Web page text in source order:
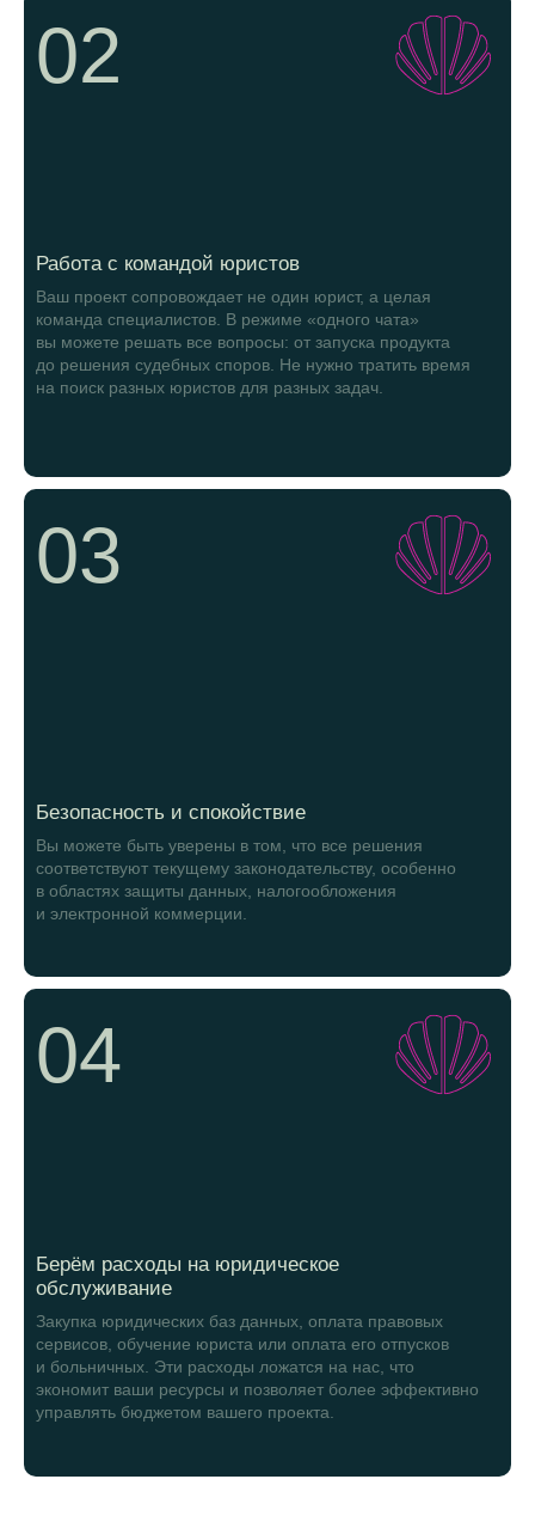
Работа с командой юристов
Безопасность и спокойствие
Берём расходы на юридическое
обслуживание
Ваш проект сопровождает не один юрист, а целая
команда специалистов. В режиме «одного чата»
вы можете решать все вопросы: от запуска продукта
до решения судебных споров. Не нужно тратить время
на поиск разных юристов для разных задач.
Вы можете быть уверены в том, что все решения
соответствуют текущему законодательству, особенно
в областях защиты данных, налогообложения
и электронной коммерции.
Закупка юридических баз данных, оплата правовых
сервисов, обучение юриста или оплата его отпусков
и больничных. Эти расходы ложатся на нас, что
экономит ваши ресурсы и позволяет более эффективно
управлять бюджетом вашего проекта.
02
03
04